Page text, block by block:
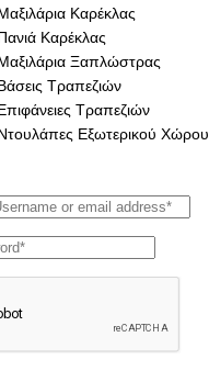
Μαξιλάρια Καρέκλας
Πανιά Καρέκλας
Μαξιλάρια Ξαπλώστρας
Βάσεις Τραπεζιών
Επιφάνειες Τραπεζιών
Ντουλάπες Εξωτερικού Χώρου